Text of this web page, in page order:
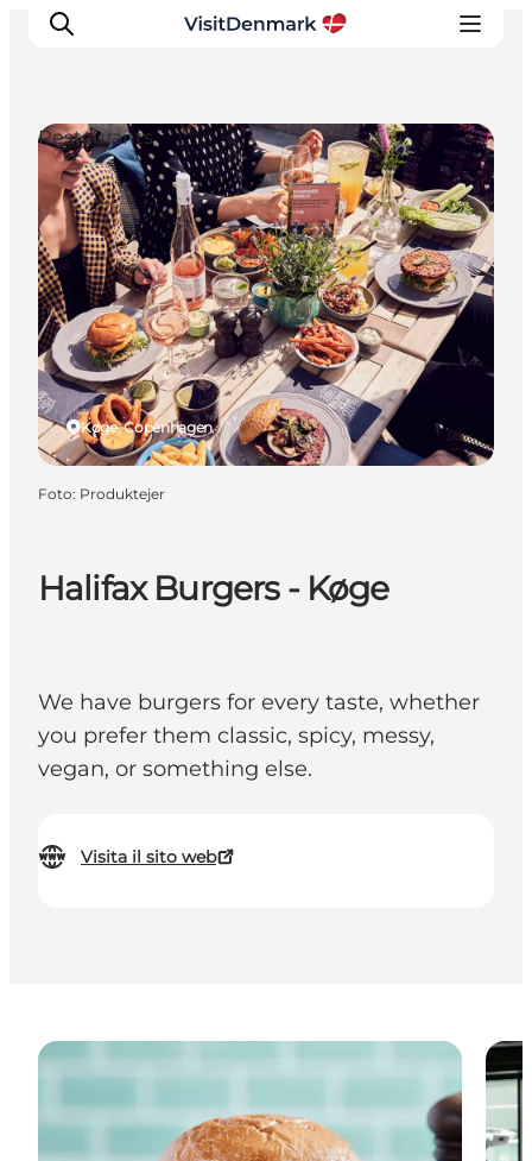
Ispirazioni
Dove andare
Cosa fare
Dove dormire
Pianifica il viaggio
Halifax Burgers - Køge
We have burgers for every taste, whether
you prefer them classic, spicy, messy,
vegan, or something else.
Visita il sito web
Køge, Copenhagen
Restaurants
Foto: Produktejer